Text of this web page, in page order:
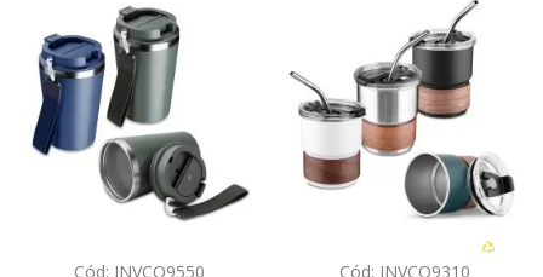
Cód: INVCO9550
Cód: INVCO9310